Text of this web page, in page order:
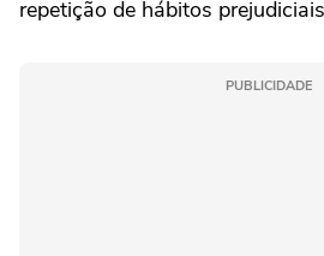
repetição de hábitos
PUBLICIDADE